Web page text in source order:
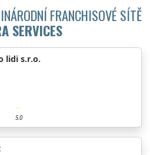
FRANCHISOVÉ SÍTĚ
SERVICES
lidi s.r.o.
5.0